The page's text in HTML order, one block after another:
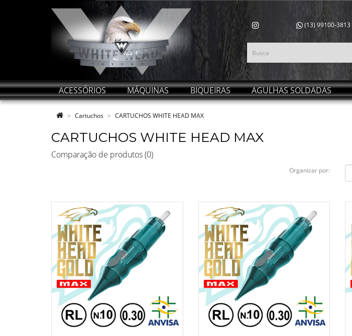
(13) 99100-3813
ACESSÓRIOS MÁQUINAS BIQUEIRAS AGULHAS SOLDADAS
Cartuchos CARTUCHOS WHITE HEAD MAX
CARTUCHOS WHITE HEAD MAX
Comparação de produtos (0)
Organizar por: